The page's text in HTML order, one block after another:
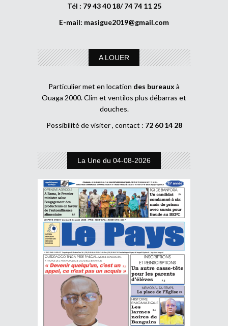
Tél : 79 43 40 18/ 74 74 11 25
E-mail: masigue2019@gmail.com
A LOUER
Particulier met en location des bureaux à
Ouaga 2000. Clim et ventilos plus débarras et
douches.
Possibilité de visiter , contact : 72 60 14 28
La Une du 04-08-2026